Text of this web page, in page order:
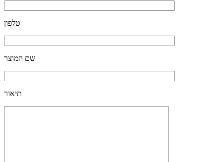
טלפון
שם המוצר
תיאור